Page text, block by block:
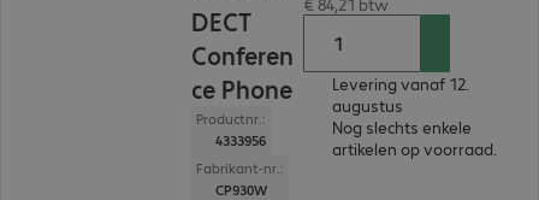
DECT
Conferen
ce Phone
Productnr.:
4333956
Fabrikant-nr.:
CP930W
Levering vanaf 12.
augustus
Nog slechts enkele
artikelen op voorraad.